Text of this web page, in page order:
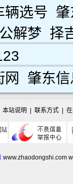
辆选号
解梦 择
网 肇东
本站说明 联系方式|
www.zhaodongshi.com